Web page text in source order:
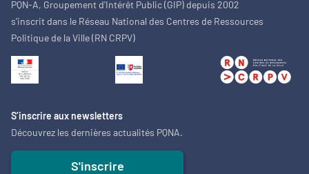
PQN-A, Groupement d'Intérêt Public (GIP) depuis 2002
s'inscrit dans le Réseau National des Centres de Ressources
Politique de la Ville (RN CRPV)
S’inscrire aux newsletters
Découvrez les dernières actualités PQNA.
S'inscrire